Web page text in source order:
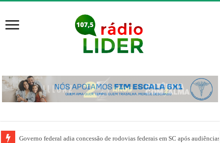
Governo federal adia concessão de rodovias federais em SC após audiências